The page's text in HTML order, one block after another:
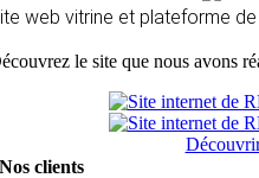
web vitrine et plateforme
le site que nous avons
Nos clients